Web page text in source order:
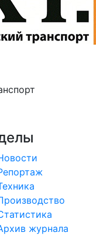
журнала